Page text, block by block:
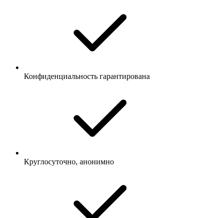
Конфиденциальность гарантирована
Круглосуточно, анонимно